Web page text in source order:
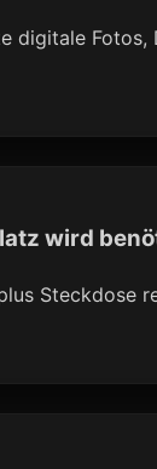
digitale Fotos,
wird
Steckdose